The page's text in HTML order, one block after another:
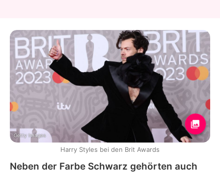
Neben der Farbe Schwarz gehörten auch
Getty Images
Harry Styles bei den Brit Awards